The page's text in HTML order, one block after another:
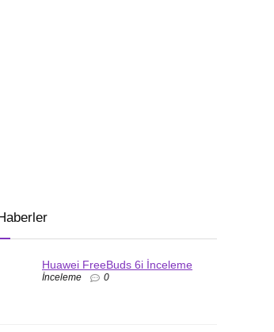
Huawei FreeBuds 6i İnceleme
İnceleme 0